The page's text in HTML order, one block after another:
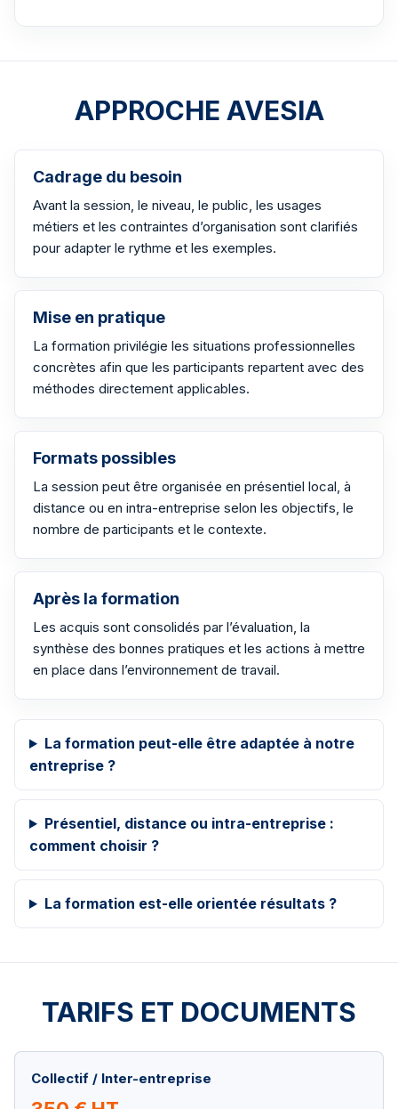
APPROCHE AVESIA
Cadrage du besoin
Avant la session, le niveau, le public, les usages
métiers et les contraintes d’organisation sont clarifiés
pour adapter le rythme et les exemples.
Mise en pratique
La formation privilégie les situations professionnelles
concrètes afin que les participants repartent avec des
méthodes directement applicables.
Formats possibles
La session peut être organisée en présentiel local, à
distance ou en intra-entreprise selon les objectifs, le
nombre de participants et le contexte.
Après la formation
Les acquis sont consolidés par l’évaluation, la
synthèse des bonnes pratiques et les actions à mettre
en place dans l’environnement de travail.
La formation peut-elle être adaptée à notre
entreprise ?
Présentiel, distance ou intra-entreprise :
comment choisir ?
La formation est-elle orientée résultats ?
TARIFS ET DOCUMENTS
Collectif / Inter-entreprise